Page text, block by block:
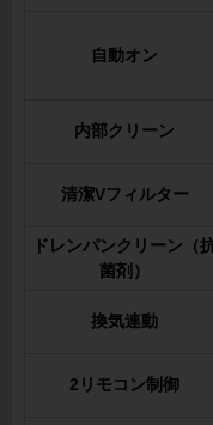
自動オン
内部クリーン
清潔Vフィルター
ドレンパンクリーン（
菌剤）
換気連動
2リモコン制御